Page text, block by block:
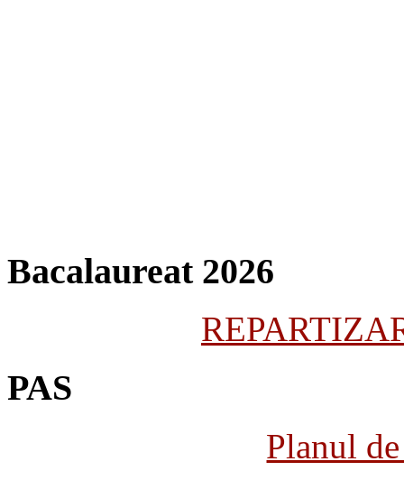
Bacalaureat 2026
PAS
Planul